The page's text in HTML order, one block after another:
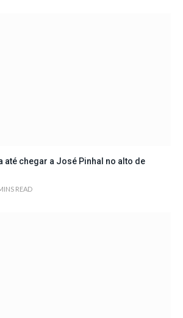
até chegar a José Pinhal no alto de
READ